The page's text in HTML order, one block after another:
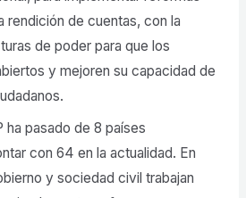
rendición de cuentas, con la
de poder para que los
y mejoren su capacidad de
pasado de 8 países
con 64 en la actualidad. En
y sociedad civil trabajan